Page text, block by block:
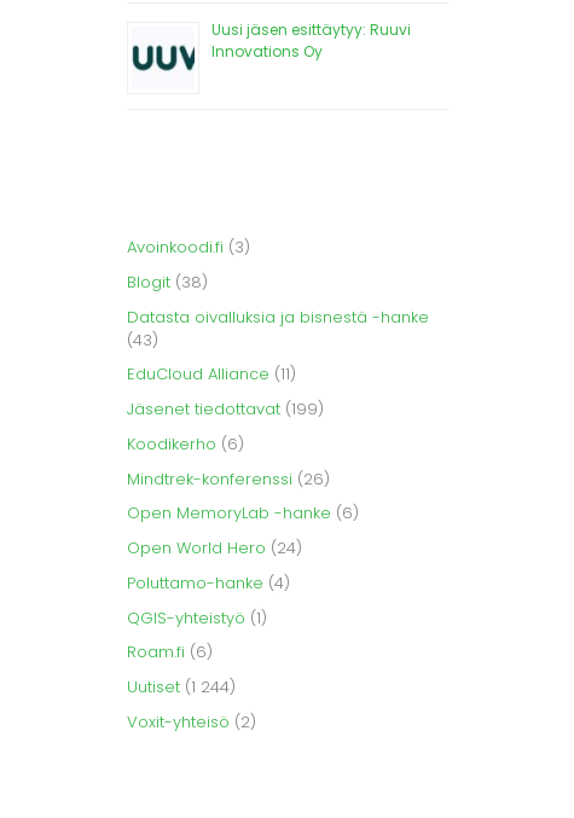
Uusi jäsen esittäytyy: Ruuvi
Innovations Oy
Avoinkoodi.fi (3)
Blogit (38)
Datasta oivalluksia ja bisnestä -hanke
(43)
EduCloud Alliance (11)
Jäsenet tiedottavat (199)
Koodikerho (6)
Mindtrek-konferenssi (26)
Open MemoryLab -hanke (6)
Open World Hero (24)
Poluttamo-hanke (4)
QGIS-yhteistyö (1)
Roam.fi (6)
Uutiset (1 244)
Voxit-yhteisö (2)